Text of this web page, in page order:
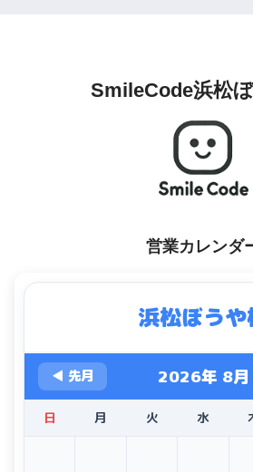
SmileCode浜松
営業カレンダ